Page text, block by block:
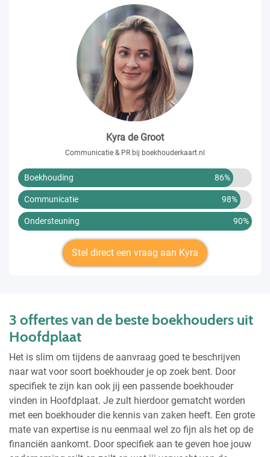
Kyra de Groot
Communicatie & PR bij boekhouderkaart.nl
Boekhouding 86%
Communicatie 98%
Ondersteuning 90%
Stel direct een vraag aan Kyra
3 offertes van de beste boekhouders uit
Hoofdplaat
Het is slim om tijdens de aanvraag goed te beschrijven
naar wat voor soort boekhouder je op zoek bent. Door
specifiek te zijn kan ook jij een passende boekhouder
vinden in Hoofdplaat. Je zult hierdoor gematcht worden
met een boekhouder die kennis van zaken heeft. Een grote
mate van expertise is nu eenmaal wel zo fijn als het op de
financiën aankomt. Door specifiek aan te geven hoe jouw